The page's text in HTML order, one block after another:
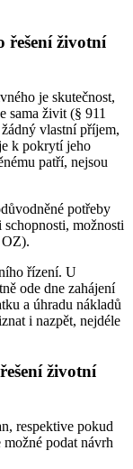
řešení životní
je skutečnost,
sama živit (§ 911
vlastní příjem,
k pokrytí jeho
patří, nejsou
potřeby
možnosti
OZ).
řízení. U
ode dne zahájení
a úhradu nákladů
i nazpět, nejdéle
životní
respektive pokud
podat návrh